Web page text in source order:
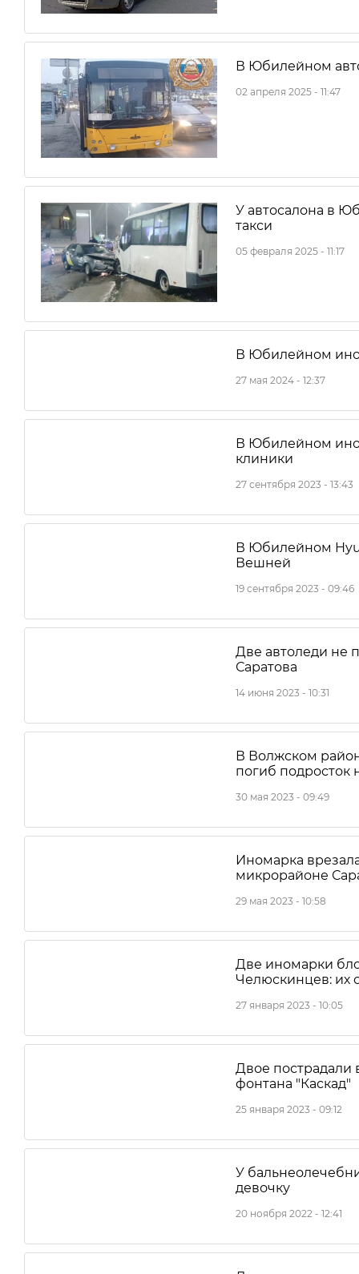
В Юбилейном
02 апреля 2025 - 11:47
У автосалона в
такси
05 февраля 2025 - 11:17
В Юбилейном
27 мая 2024 - 12:37
В Юбилейном
клиники
27 сентября 2023 - 13:43
В Юбилейном
Вешней
19 сентября 2023 - 09:46
Две автоледи не
Саратова
14 июня 2023 - 10:31
В Волжском
погиб подросток
30 мая 2023 - 09:49
Иномарка
микрорайоне
29 мая 2023 - 10:58
Две иномарки
Челюскинцев: их
27 января 2023 - 10:05
Двое пострадали
фонтана "Каскад"
25 января 2023 - 09:12
У
девочку
20 ноября 2022 - 12:41